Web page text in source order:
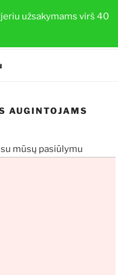
užsakymams virš 40
AUGINTOJAMS
mūsų pasiūlymu